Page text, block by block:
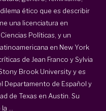
ético que es describir
una licenciatura en
Políticas, y un
en New York
de Jean Franco y Sylvia
Brook University y es
Departamento de Español y
de Texas en Austin. Su
...